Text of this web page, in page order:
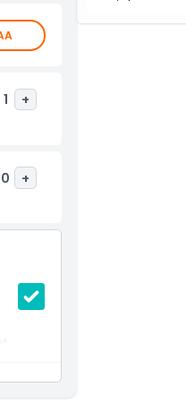
1 +
0 +